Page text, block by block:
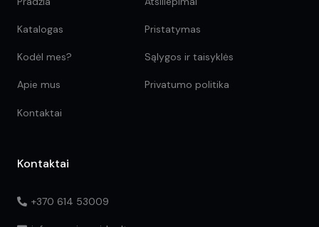
Katalogas
Kodėl mes?
Apie mus
Kontaktai
Pristatymas
Sąlygos ir taisyklės
Privatumo politika
Kontaktai
+370 614 53009